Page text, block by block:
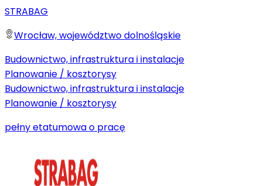
STRABAG
Wrocław, województwo dolnośląskie
Budownictwo, infrastruktura i instalacje
Planowanie / kosztorysy
Budownictwo, infrastruktura i instalacje
Planowanie / kosztorysy
pełny etatumowa o pracę